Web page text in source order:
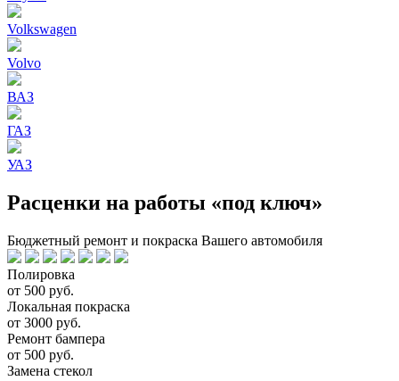
Volkswagen
Volvo
ВАЗ
ГАЗ
УАЗ
Расценки на работы «под ключ»
Бюджетный ремонт и покраска Вашего автомобиля
Полировка
от 500 руб.
Локальная покраска
от 3000 руб.
Ремонт бампера
от 500 руб.
Замена стекол